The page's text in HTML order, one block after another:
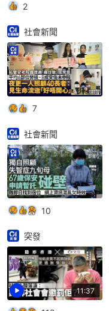
2
社會新聞
7
社會新聞
10
11:37
突發